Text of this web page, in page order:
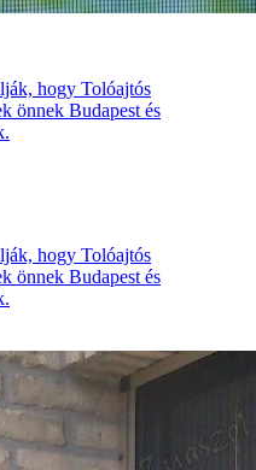
hogy Tolóajtós
önnek Budapest és
hogy Tolóajtós
önnek Budapest és